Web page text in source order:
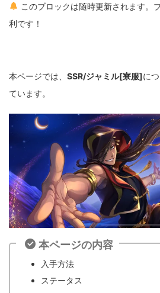
このブロックは随時更新されます。
利です！
本ページでは、 SSR/ジャミル[寮服]に
ています。
本ページの内容
入手方法
ステータス